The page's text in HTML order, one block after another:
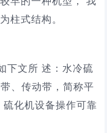
柱式结构。
下文所 述：水冷硫
、传动带，简称平
化机设备操作可靠